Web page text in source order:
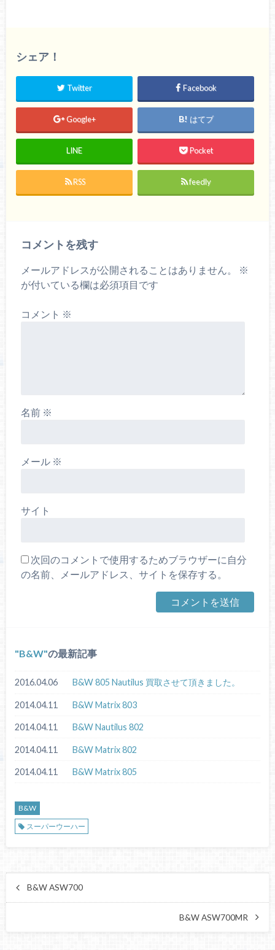
シェア！
Twitter Facebook
Google+ はてブ
LINE Pocket
RSS feedly
コメントを残す
メールアドレスが公開されることはありません。
※
が付いている欄は必須項目です
コメント ※
名前 ※
メール ※
サイト
次回のコメントで使用するためブラウザーに自分
の名前、メールアドレス、サイトを保存する。
B&W の最新記事
2016.04.06 B&W 805 Nautilus 買取させて頂きました。
2014.04.11 B&W Matrix 803
2014.04.11 B&W Nautilus 802
2014.04.11 B&W Matrix 802
2014.04.11 B&W Matrix 805
B&W
スーパーウーハー
B&W ASW700
B&W ASW700MR